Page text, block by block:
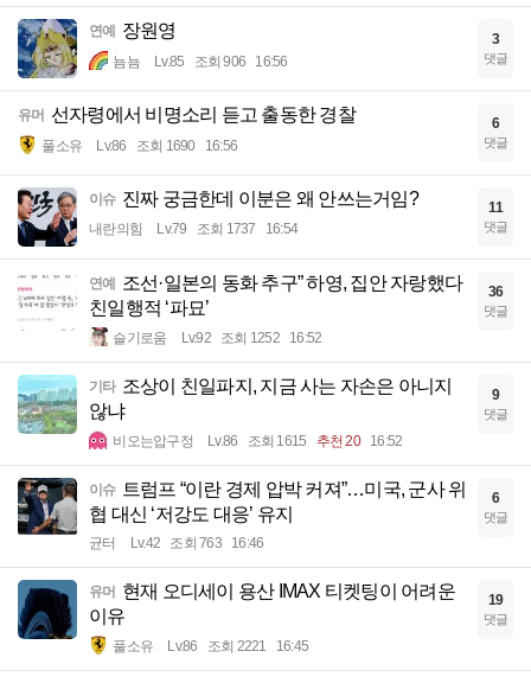
연예 장원영
뇸뇸 Lv.85 조회 906 16:56
3
댓글
유머 선자령에서 비명소리 듣고 출동한 경찰
풀소유 Lv.86 조회 1690 16:56
6
댓글
이슈 진짜 궁금한데 이분은 왜 안쓰는거임?
내란의힘 Lv.79 조회 1737 16:54
11
댓글
연예
조선·일본의 동화 추구” 하영, 집안 자랑했다
친일행적 ‘파묘’
슬기로움 Lv.92 조회 1252 16:52
36
댓글
기타 조상이 친일파지, 지금 사는 자손은 아니지
않냐
비오는압구정 Lv.86 조회 1615 추천 20 16:52
9
댓글
이슈
트럼프 “이란 경제 압박 커져”…미국, 군사 위
협 대신 ‘저강도 대응’ 유지
균터 Lv.42 조회 763 16:46
6
댓글
유머 현재 오디세이 용산 IMAX 티켓팅이 어려운
이유
풀소유 Lv.86 조회 2221 16:45
19
댓글